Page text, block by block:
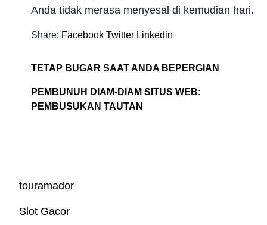
Anda tidak merasa menyesal di kemudian hari.
Share: Facebook Twitter Linkedin
TETAP BUGAR SAAT ANDA BEPERGIAN
PEMBUNUH DIAM-DIAM SITUS WEB:
PEMBUSUKAN TAUTAN
touramador
Slot Gacor